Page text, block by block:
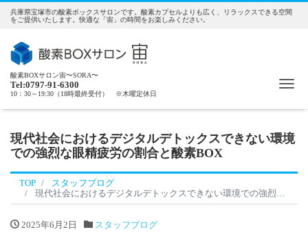
兵庫県宝塚市の酸素ボックスサロンです。酸素カプセルよりも広く、リラックスできる空間
をご提供いたします。快適な「宙」の時間をお楽しみください。
酸素BOXサロン宙〜SORA〜
Tel:0797-91-6300
10：30～19:30（18時最終受付） ※木曜定休日
現代社会におけるデジタルデトックスできない環境
での強烈な眼精疲労の割合と酸素BOX
TOP
スタッフブログ
現代社会におけるデジタルデトックスできない環境での強烈な眼精疲労の割合と酸素BOX
2025年6月2日 スタッフブログ